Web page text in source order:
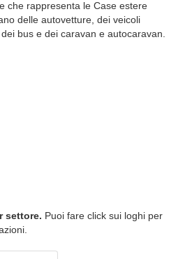
che rappresenta le Case estere
delle autovetture, dei veicoli
bus e dei caravan e autocaravan.
settore. Puoi fare click sui loghi per